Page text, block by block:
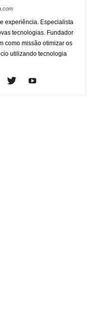
experiência. Especialista
tecnologias. Fundador
como missão otimizar os
utilizando tecnologia